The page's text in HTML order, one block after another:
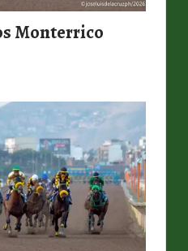
Monterrico